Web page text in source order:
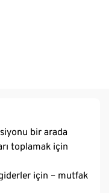
bir arada
toplamak için
için – mutfak